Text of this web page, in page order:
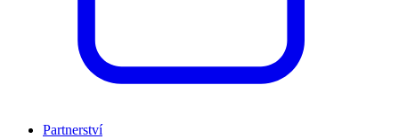
Partnerství